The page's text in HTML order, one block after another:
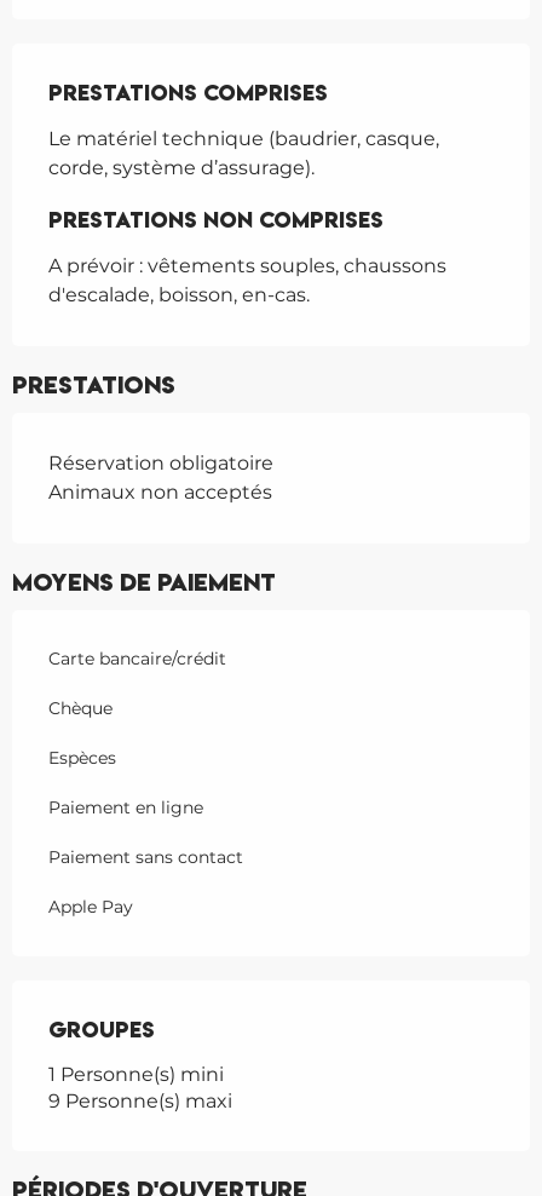
Prestations comprises
Prestations comprises
Le matériel technique (baudrier, casque,
corde, système d’assurage).
Prestations non comprises
Prestations non comprises
A prévoir : vêtements souples, chaussons
d'escalade, boisson, en-cas.
Prestations
Réservation obligatoire
Animaux non acceptés
Moyens de paiement
Carte bancaire/crédit
Chèque
Espèces
Paiement en ligne
Paiement sans contact
Apple Pay
Groupes
Groupes
1 Personne(s) mini
9 Personne(s) maxi